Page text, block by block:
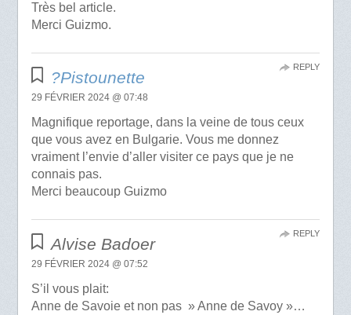
Très bel article.
Merci Guizmo.
?Pistounette
29 FÉVRIER 2024 @ 07:48
Magnifique reportage, dans la veine de tous ceux
que vous avez en Bulgarie. Vous me donnez
vraiment l’envie d’aller visiter ce pays que je ne
connais pas.
Merci beaucoup Guizmo
REPLY
Alvise Badoer
29 FÉVRIER 2024 @ 07:52
S’il vous plait:
Anne de Savoie et non pas » Anne de Savoy »…
REPLY